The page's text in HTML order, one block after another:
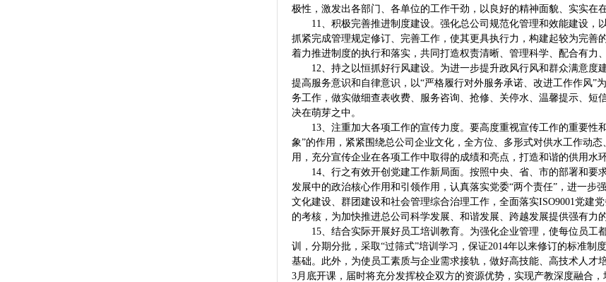
极性，激发出各部门、各单位的工作干劲，以良好的精神面貌、实实在
11、积极完善推进制度建设。强化总公司规范化管理和效能建设，
抓紧完成管理规定修订、完善工作，使其更具执行力，构建起较为完善
着力推进制度的执行和落实，共同打造权责清晰、管理科学、配合有力
12、持之以恒抓好行风建设。为进一步提升政风行风和群众满意度
提高服务意识和自律意识，以“严格履行对外服务承诺、改进工作作风”
务工作，做实做细查表收费、服务咨询、抢修、关停水、温馨提示、短
决在萌芽之中。
13、注重加大各项工作的宣传力度。要高度重视宣传工作的重要性
象”的作用，紧紧围绕总公司企业文化，全方位、多形式对供水工作动
用，充分宣传企业在各项工作中取得的成绩和亮点，打造和谐的供用水环
14、行之有效开创党建工作新局面。按照中央、省、市的部署和要
发展中的政治核心作用和引领作用，认真落实党委“两个责任”，进一步
文化建设、群团建设和社会管理综合治理工作，全面落实ISO9001党建
的考核，为加快推进总公司科学发展、和谐发展、跨越发展提供强有力
15、结合实际开展好员工培训教育。为强化企业管理，使每位员工
训，分期分批，采取“过筛式”培训学习，保证2014年以来修订的标准
基础。此外，为使员工素质与企业需求接轨，做好高技能、高技术人才
3月底开课，届时将充分发挥校企双方的资源优势，实现产教深度融合